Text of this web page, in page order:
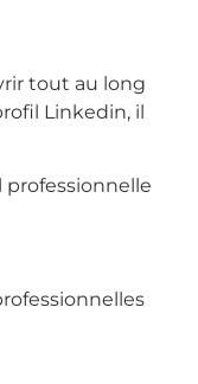
tout au long
Linkedin, il